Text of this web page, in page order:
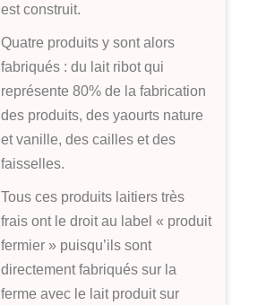
est construit.
Quatre produits y sont alors
fabriqués : du lait ribot qui
représente 80% de la fabrication
des produits, des yaourts nature
et vanille, des cailles et des
faisselles.
Tous ces produits laitiers très
frais ont le droit au label « produit
fermier » puisqu’ils sont
directement fabriqués sur la
ferme avec le lait produit sur